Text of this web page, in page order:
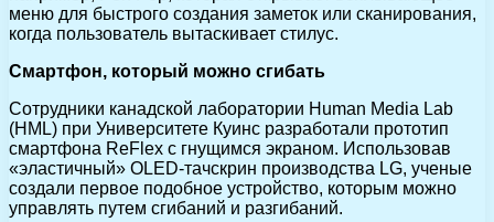
меню для быстрого создания заметок или сканирования,
когда пользователь вытаскивает стилус.
Смартфон, который можно сгибать
Сотрудники канадской лаборатории Human Media Lab
(HML) при Университете Куинс разработали прототип
смартфона ReFlex с гнущимся экраном. Использовав
«эластичный» OLED-тачскрин производства LG, ученые
создали первое подобное устройство, которым можно
управлять путем сгибаний и разгибаний.